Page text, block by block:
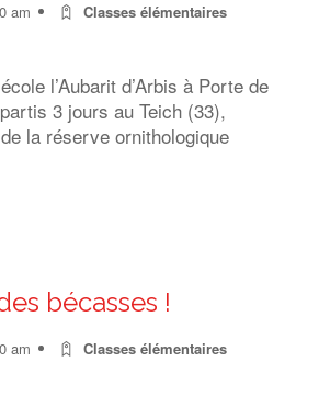
am
Classes élémentaires
l’Aubarit d’Arbis à Porte de
3 jours au Teich (33),
la réserve ornithologique
bécasses !
am
Classes élémentaires